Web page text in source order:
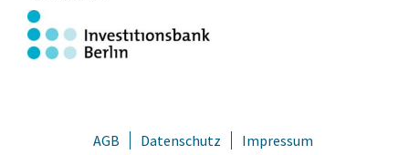
AGB Datenschutz
Impressum